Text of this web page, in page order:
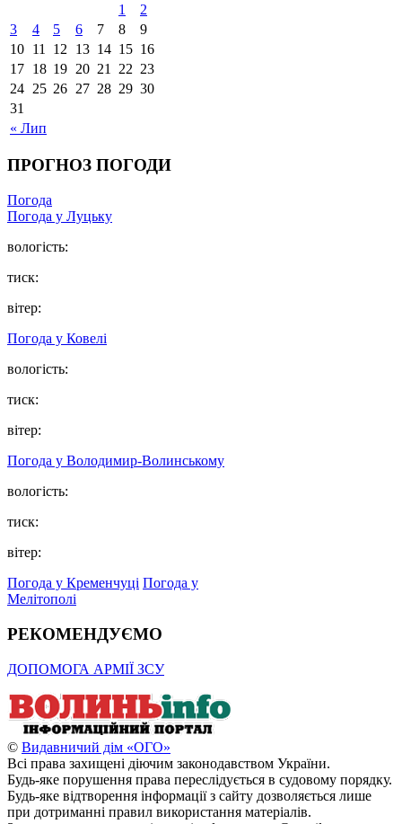
« Лип
1
2
3
4 5 6 7 8
9
10 11 12 13 14 15 16
17 18 19 20 21 22 23
24 25 26 27 28 29 30
31
ПРОГНОЗ ПОГОДИ
Погода
Погода у Луцьку
вологість:
тиск:
вітер:
Погода у Ковелі
вологість:
тиск:
вітер:
Погода у Володимир-Волинському
вологість:
тиск:
вітер:
Погода у Кременчуці Погода у
Мелітополі
РЕКОМЕНДУЄМО
ДОПОМОГА АРМІЇ ЗСУ
© Видавничий дім «ОГО»
Всі права захищені діючим законодавством України.
Будь-яке порушення права переслідується в судовому порядку.
Будь-яке відтворення інформації з сайту дозволяється лише
при дотриманні правил використання матеріалів.